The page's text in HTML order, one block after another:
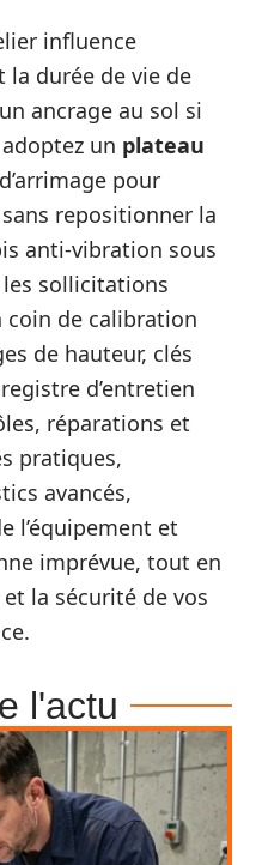
influence
durée de vie de
ancrage au sol si
un plateau
pour
repositionner la
anti‑vibration sous
sollicitations
coin de calibration
de hauteur, clés
d’entretien
réparations et
pratiques,
avancés,
l’équipement et
imprévue, tout en
la sécurité de vos
l'actu